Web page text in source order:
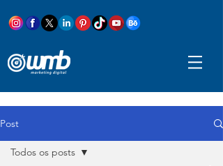
Post
Todos os posts